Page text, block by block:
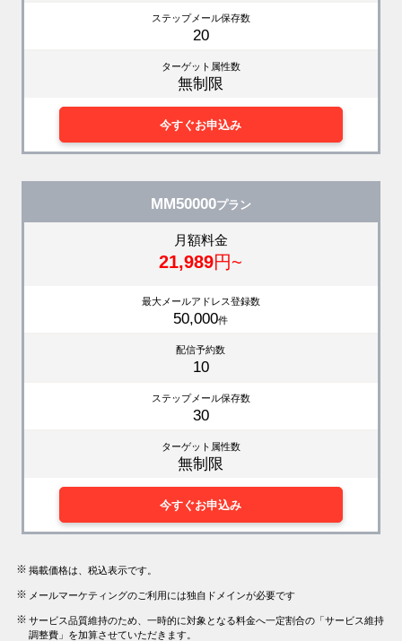
ステップメール保存数
20
ターゲット属性数
無制限
今すぐお申込み
MM50000プラン
月額料金
21,989円~
最大メールアドレス登録数
50,000件
配信予約数
10
ステップメール保存数
30
ターゲット属性数
無制限
今すぐお申込み
掲載価格は、税込表示です。
メールマーケティングのご利用には独自ドメインが必要です
サービス品質維持のため、一時的に対象となる料金へ一定割合の「サービス維持
調整費」を加算させていただきます。